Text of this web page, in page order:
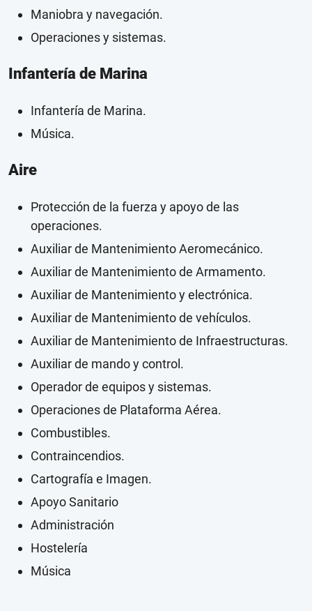
Maniobra y navegación.
Operaciones y sistemas.
Infantería de Marina
Infantería de Marina.
Música.
Aire
Protección de la fuerza y apoyo de las
operaciones.
Auxiliar de Mantenimiento Aeromecánico.
Auxiliar de Mantenimiento de Armamento.
Auxiliar de Mantenimiento y electrónica.
Auxiliar de Mantenimiento de vehículos.
Auxiliar de Mantenimiento de Infraestructuras.
Auxiliar de mando y control.
Operador de equipos y sistemas.
Operaciones de Plataforma Aérea.
Combustibles.
Contraincendios.
Cartografía e Imagen.
Apoyo Sanitario
Administración
Hostelería
Música